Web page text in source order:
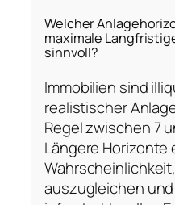
Welcher
maximale
sinnvoll?
Immobilien sind
realistischer
Regel zwischen 7
Längere Horizonte
auszugleichen